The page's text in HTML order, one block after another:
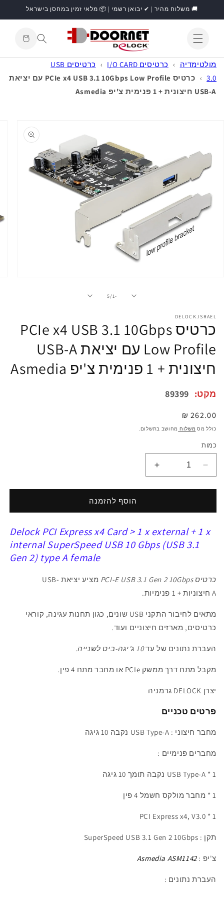
דילוג🚚 משלוח מהיר | ✔ יבואן רשמי | 📦 מלאי זמין במחסן בישראל
התחברות
קניות
מולטימדיה › כרטיסים I/O CARD ›
כרטיסים USB
3.0
›
כרטיס PCIe x4 USB 3.1 10Gbps Low Profile עם יציאת
USB-A חיצונית + 1 פנימית צ'יפ Asmedia
-1
/מתוך
5
DELOCK.ISRAEL
כרטיס PCIe x4 USB 3.1 10Gbps
Low Profile עם יציאת USB-A
חיצונית + 1 פנימית צ'יפ Asmedia
מקט: 89399
מחיר
רגיל
262.00 ₪
כולל מס משלוח מחושב בתשלום.
כמות
הפחתת
כמות
ל
PCIe
USB
3.1
Profile
עם
יציאת
A
חיצונית
1
צ&#39;יפ
הגדלת
כמות
ל
כרטיס
PCIe
USB
3.1
10Gbps
עם
יציאת
A
חיצונית
1
צ&#39;יפ
הוסף להזמנה
Delock PCI Express x4 Card > 1 x external + 1 x
internal SuperSpeed USB 10 Gbps (USB 3.1
Gen 2) type A female
כרטיס PCI-E USB 3.1 Gen 2 10Gbps מציע יציאת USB-
A חיצוניות
+ 1 פנימיות.
מתאים לחיבור התקני USB שונים, כגון תחנות עגינה, קוראי
כרטיסים, מארזים חיצוניים ועוד.
העברת נתונים של עד10ג'יגה-ביט לשנייה.
מקבל מתח דרך ממשק PCIe או מחבר מתח 4 פין .
יצרן DELOCK גרמניה
פרטים טכניים
מחבר חיצוני : USB Type-A נקבה 10 גיגה
מחברים פנימיים :
1* USB Type-A נקבה תומך 10 גיגה
1 * מחבר מולקס חשמל 4 פין
1 * PCI Express x4, V3.0
תקן : SuperSpeed USB 3.1 Gen 2 10Gbps
צ'יפ :Asmedia ASM1142
העברת נתונים :